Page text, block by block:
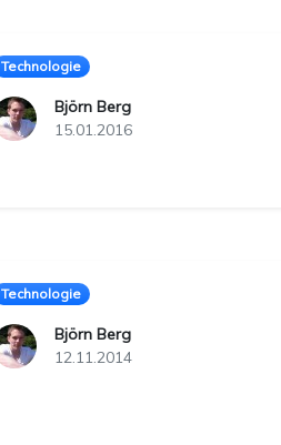
Technologie
Björn Berg
15.01.2016
Technologie
Björn Berg
12.11.2014